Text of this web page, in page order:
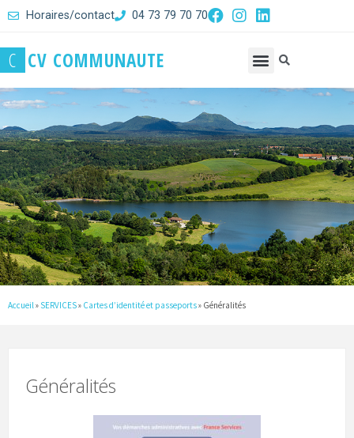
Horaires/contact 04 73 79 70 70
C CV COMMUNAUTE
Accueil » SERVICES» Cartes d’identité et passeports» Généralités
Généralités